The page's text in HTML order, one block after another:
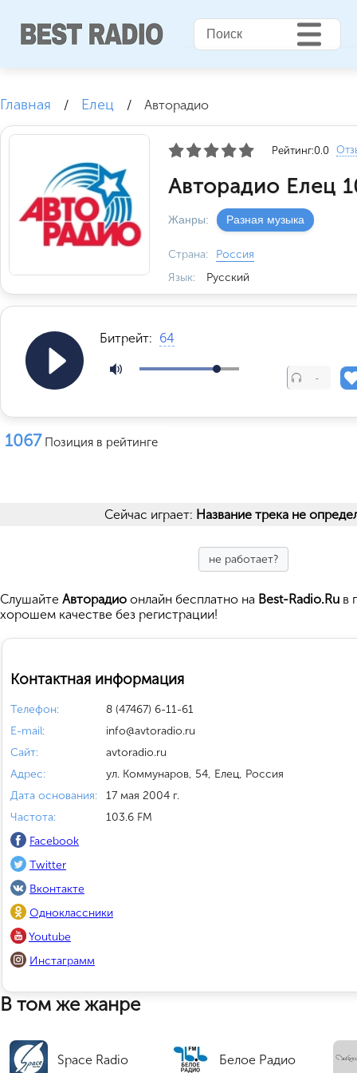
Главная / Елец / Авторадио
Рейтинг:0.0
Авторадио Елец
Жанры: Разная музыка
Страна:
Россия
Язык:
Русский
Битрейт: 64
-
1067 Позиция в рейтинге
Сейчас играет: Название трека не
не работает?
Cлушайте Авторадио онлайн бесплатно на Best-Radio.Ru в
хорошем качестве без регистрации!
Контактная информация
Телефон:
8 (47467) 6-11-61
E-mail:
info@avtoradio.ru
Сайт:
avtoradio.ru
Адрес:
ул. Коммунаров, 54, Елец, Россия
Дата основания:
17 мая 2004 г.
Частота:
103.6 FM
Facebook
Twitter
Вконтакте
Одноклассники
Youtube
Инстаграмм
В том же жанре
Space Radio Белое Радио